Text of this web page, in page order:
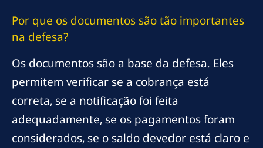
Por que os documentos são tão importantes
na defesa?
Os documentos são a base da defesa. Eles
permitem verificar se a cobrança está
correta, se a notificação foi feita
adequadamente, se os pagamentos foram
considerados, se o saldo devedor está claro e